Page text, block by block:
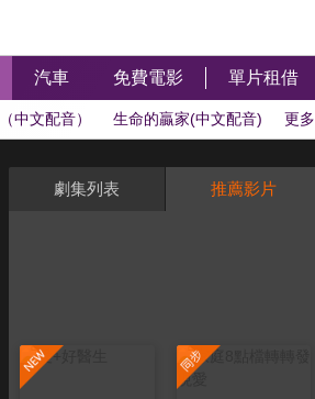
汽車 免費電影 單片租借
中文配音） 生命的贏家(中文配音) 更多
劇集列表 推薦影片